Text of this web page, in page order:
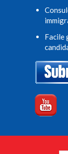
Facile